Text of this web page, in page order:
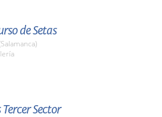
de Setas
Sector